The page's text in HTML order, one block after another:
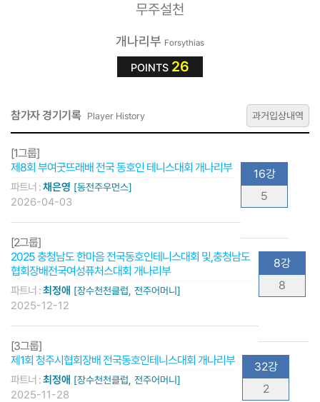
무주설천
개나리부 Forsythias
POINTS 26
참가자 경기기록 Player History 과거입상내역
[1그룹]
제8회 부여굿뜨래배 전국 동호인 테니스대회 개나리부
파트너 :채은영 [동전주우먼스]
2026-04-03
16강
5
[2그룹]
2025 충청남도 한마음 전국동호인테니스대회 및,충청남도
협회장배전국여성퓨처스대회 개나리부
파트너 :최정애 [장수천천클럽, 전주어머니]
2025-12-12
8강
8
[3그룹]
제1회 청주시협회장배 전국동호인테니스대회 개나리부
파트너 :최정애 [장수천천클럽, 전주어머니]
2025-11-28
32강
2